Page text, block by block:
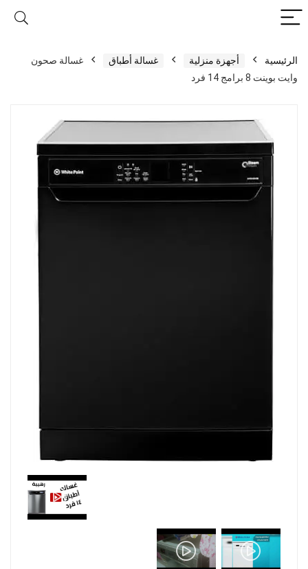
الرئيسية أجهزة منزلية غسالة أطباق
غسالة صحون
وايت بوينت 8 برامج 14 فرد